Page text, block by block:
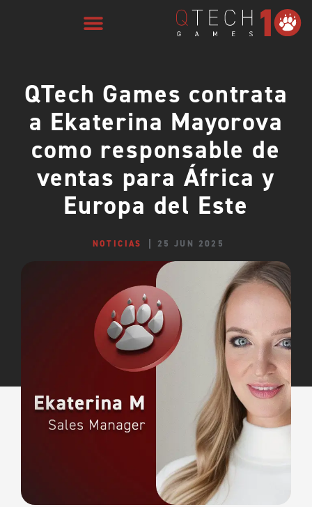
QTech Games contrata
a Ekaterina Mayorova
como responsable de
ventas para África y
Europa del Este
NOTICIAS 25 JUN 2025